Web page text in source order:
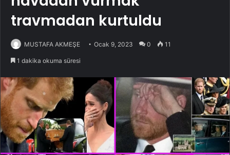
travmadan kurtuldu
MUSTAFA AKMEŞE Ocak 9, 2023 0 11
1 dakika okuma süresi